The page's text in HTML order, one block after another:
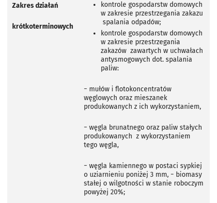
Zakres działań
krótkoterminowych
kontrole gospodarstw domowych
w zakresie przestrzegania zakazu
spalania odpadów;
kontrole gospodarstw domowych
w zakresie przestrzegania
zakazów zawartych w uchwałach
antysmogowych dot. spalania
paliw:
− mułów i flotokoncentratów
węglowych oraz mieszanek
produkowanych z ich wykorzystaniem,
− węgla brunatnego oraz paliw stałych
produkowanych z wykorzystaniem
tego węgla,
− węgla kamiennego w postaci sypkiej
o uziarnieniu poniżej 3 mm, − biomasy
stałej o wilgotności w stanie roboczym
powyżej 20%;